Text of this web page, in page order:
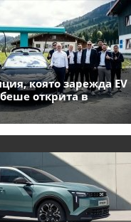
която зарежда EV
открита в